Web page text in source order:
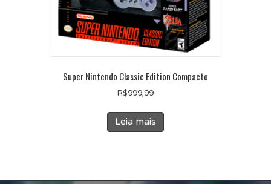
Super Nintendo Classic Edition Compacto
R$999,99
Leia mais